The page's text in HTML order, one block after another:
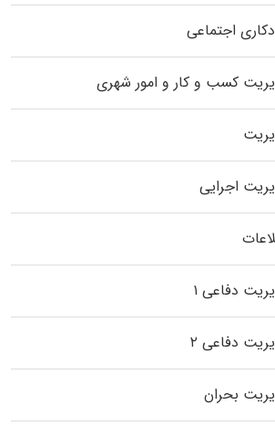
اجتماعی
کسب و کار و امور شهری
اجرایی
دفاعی ۱
دفاعی ۲
بحران